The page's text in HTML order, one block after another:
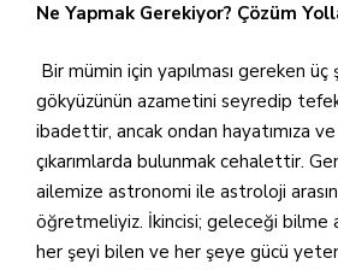
Ne Yapmak Gerekiyor? Çözüm
Bir mümin için yapılması gereken üç
gökyüzünün azametini seyredip
ibadettir, ancak ondan hayatımıza
çıkarımlarda bulunmak cehalettir.
ailemize astronomi ile astroloji
öğretmeliyiz. İkincisi; geleceği bilme
her şeyi bilen ve her şeye gücü